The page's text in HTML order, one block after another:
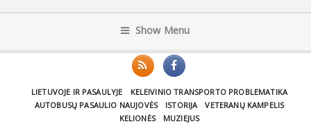
Show Menu
LIETUVOJE IR PASAULYJE
KELEIVINIO TRANSPORTO PROBLEMATIKA
AUTOBUSŲ PASAULIO NAUJOVĖS
ISTORIJA
VETERANŲ KAMPELIS
KELIONĖS
MUZIEJUS